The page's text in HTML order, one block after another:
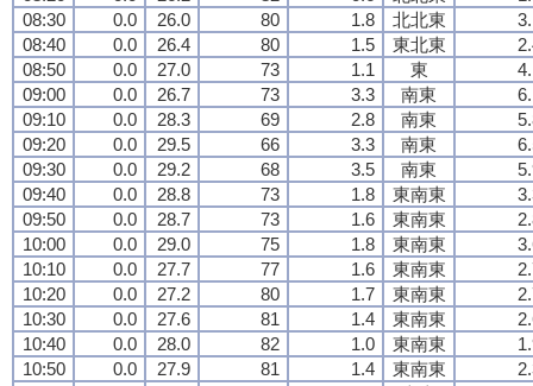
08:30
0.0 26.0 80 1.8 北北東
08:40
0.0 26.4 80 1.5 東北東
08:50
0.0 27.0 73 1.1 東
09:00
0.0 26.7 73 3.3 南東
09:10
0.0 28.3 69 2.8 南東
09:20
0.0 29.5 66 3.3 南東
09:30
0.0 29.2 68 3.5 南東
09:40
0.0 28.8 73 1.8 東南東
09:50
0.0 28.7 73 1.6 東南東
10:00
0.0 29.0 75 1.8 東南東
10:10
0.0 27.7 77 1.6 東南東
10:20
0.0 27.2 80 1.7 東南東
10:30
0.0 27.6 81 1.4 東南東
10:40
0.0 28.0 82 1.0 東南東
10:50
0.0 27.9 81 1.4 東南東